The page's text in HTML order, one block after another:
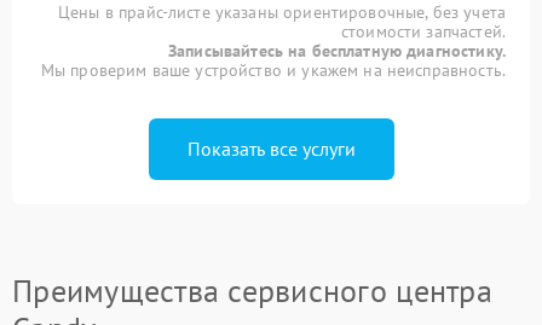
Цены в прайс-листе указаны ориентировочные, без учета
стоимости запчастей.
Записывайтесь на бесплатную диагностику.
Мы проверим ваше устройство и укажем на неисправность.
Показать все услуги
Преимущества сервисного центра